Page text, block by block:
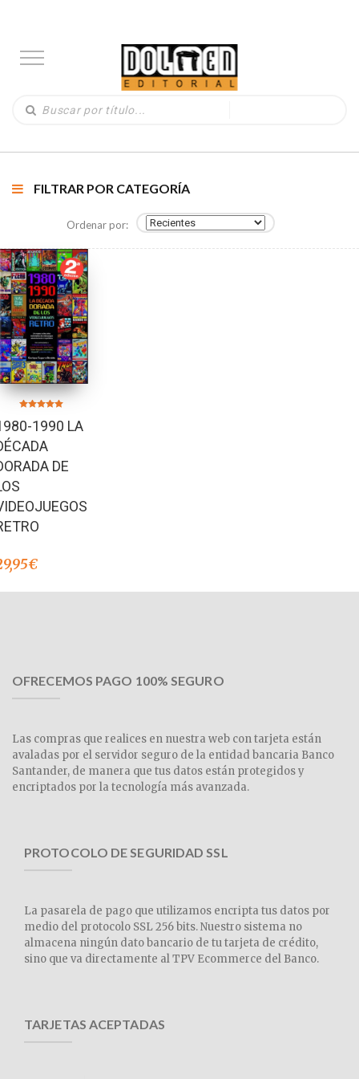
FILTRAR POR CATEGORÍA
Ordenar por:
5.00
de 5 1990 LA
DE
€
OFRECEMOS PAGO 100% SEGURO
Las compras que realices en nuestra web con tarjeta están
avaladas por el servidor seguro de la entidad bancaria Banco
Santander, de manera que tus datos están protegidos y
encriptados por la tecnología más avanzada.
PROTOCOLO DE SEGURIDAD SSL
La pasarela de pago que utilizamos encripta tus datos por
medio del protocolo SSL 256 bits. Nuestro sistema no
almacena ningún dato bancario de tu tarjeta de crédito,
sino que va directamente al TPV Ecommerce del Banco.
TARJETAS ACEPTADAS